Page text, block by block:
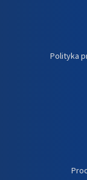
Polityka